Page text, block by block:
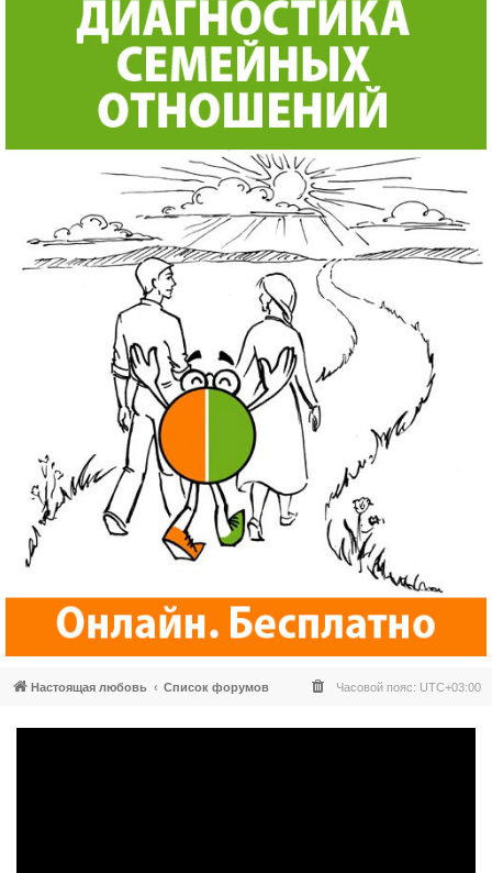
Настоящая любовь Список форумов Часовой пояс: UTC+03:00